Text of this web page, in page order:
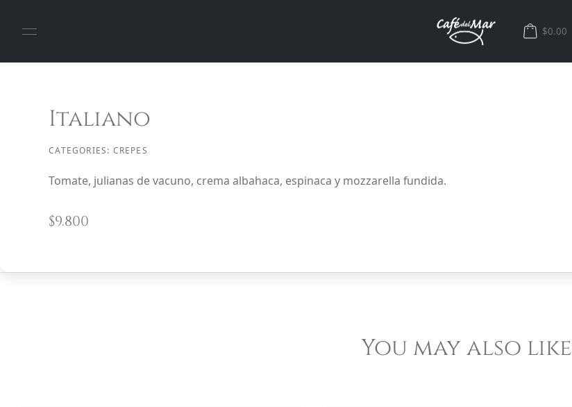
$0.00
Italiano
CATEGORIES: CREPES
Tomate, julianas de vacuno, crema albahaca, espinaca y mozzarella fundida.
$9.800
You may also like